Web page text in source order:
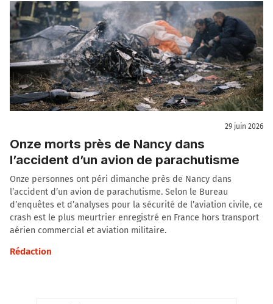
29 juin 2026
Onze morts près de Nancy dans
l’accident d’un avion de parachutisme
Onze personnes ont péri dimanche près de Nancy dans
l’accident d’un avion de parachutisme. Selon le Bureau
d’enquêtes et d’analyses pour la sécurité de l’aviation civile, ce
crash est le plus meurtrier enregistré en France hors transport
aérien commercial et aviation militaire.
Rédaction